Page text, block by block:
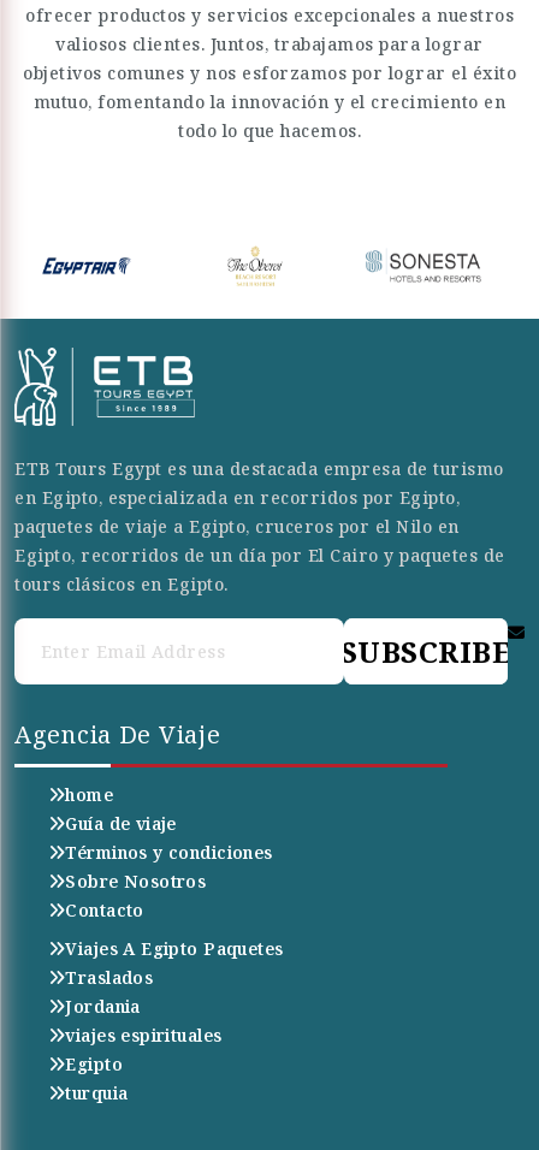
ofrecer productos y servicios excepcionales a nuestros
valiosos clientes. Juntos, trabajamos para lograr
objetivos comunes y nos esforzamos por lograr el éxito
mutuo, fomentando la innovación y el crecimiento en
todo lo que hacemos.
ETB Tours Egypt es una destacada empresa de turismo
en Egipto, especializada en recorridos por Egipto,
paquetes de viaje a Egipto, cruceros por el Nilo en
Egipto, recorridos de un día por El Cairo y paquetes de
tours clásicos en Egipto.
SUBSCRIBE
Agencia De Viaje
home
Guía de viaje
Términos y condiciones
Sobre Nosotros
Contacto
Viajes A Egipto Paquetes
Traslados
Jordania
viajes espirituales
Egipto
turquia